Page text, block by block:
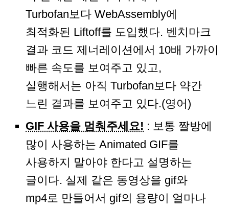
Turbofan보다 WebAssembly에
최적화된 Liftoff를 도입했다. 벤치마크
결과 코드 제너레이션에서 10배 가까이
빠른 속도를 보여주고 있고,
실행해서는 아직 Turbofan보다 약간
느린 결과를 보여주고 있다.(영어)
GIF 사용을 멈춰주세요! : 보통 짤방에
많이 사용하는 Animated GIF를
사용하지 말아야 한다고 설명하는
글이다. 실제 같은 동영상을 gif와
mp4로 만들어서 gif의 용량이 얼마나